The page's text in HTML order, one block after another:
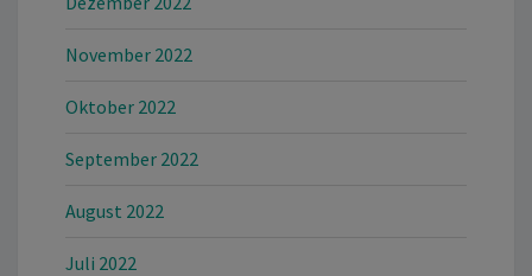
November 2022
Oktober 2022
September 2022
August 2022
Juli 2022